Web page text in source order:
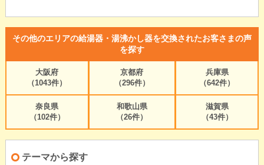
その他のエリアの給湯器・湯沸かし器を交換されたお客さまの声
を探す
大阪府
（1043件）
京都府
（296件）
兵庫県
（642件）
奈良県
（102件）
和歌山県
（26件）
滋賀県
（43件）
テーマから探す